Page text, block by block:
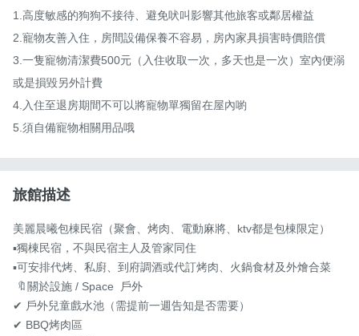
1.高度敏感的狗狗不接待、避免吠叫影響其他旅客或鄰居權益
2.寵物友善入住，房間設備保養不容易，房內家具損害時價賠償
3.一隻寵物清潔費500元（入住收取一次，多天也是一次）室內便溺
或是損毀另外計費
4.入住至退房期間不可以將寵物單獨留在屋內喲
5.須自備寵物相關用品哦
旅館描述
美麗晨曦包棟民宿（聚會、烤肉、電動麻將、ktv都是包棟限定）
▪️獨棟民宿，不與民宿主人及管家同住
▪️可安排代烤、私廚、到府調酒或代訂烤肉、火鍋食材及外燴合菜
✔ 戶外兒童戲水池（需提前一週告知是否需要）
✔ BBQ烤肉區